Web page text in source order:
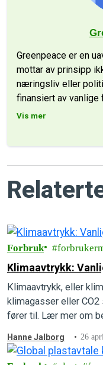
Greenpeace er en
mottar av prinsipp
næringsliv eller
finansiert av vanlige
Vis mer
Forbruk
Klimaavtrykk:
Klimaavtrykk, eller
klimagasser eller
fører til. Lær mer om
Hanne Jalborg 26